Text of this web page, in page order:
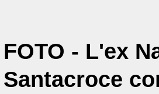
FOTO - L'ex
Santacroce